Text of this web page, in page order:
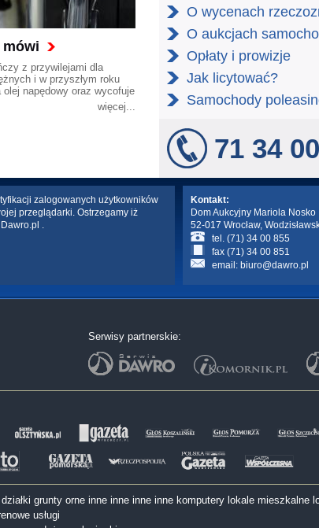
mówi
z przywilejami dla
i w przyszłym roku
napędowy oraz wycofuje
zakup samochodów z tego
więcej...
O wycenach
O aukcjach
Opłaty i prowizje
Jak licytować?
Samochody
71 34
zalogowanych użytkowników
przeglądarki. Ostrzegamy iż
.
Kontakt:
Dom Aukcyjny Mariola Nosko
52-017 Wrocław,
tel. (71) 34 00 855
fax (71) 34 00 851
email: biuro@dawro.pl
Serwisy partnerskie:
działki grunty orne inne inne inne inne komputery lokale mieszkalne
usługi